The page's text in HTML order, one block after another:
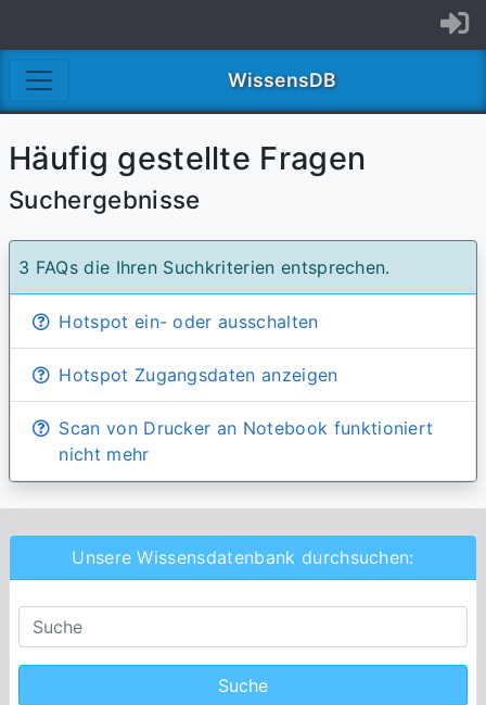
WissensDB
Häufig gestellte Fragen
Suchergebnisse
3 FAQs die Ihren Suchkriterien entsprechen.
Hotspot ein- oder ausschalten
Hotspot Zugangsdaten anzeigen
Scan von Drucker an Notebook funktioniert
nicht mehr
Unsere Wissensdatenbank durchsuchen: